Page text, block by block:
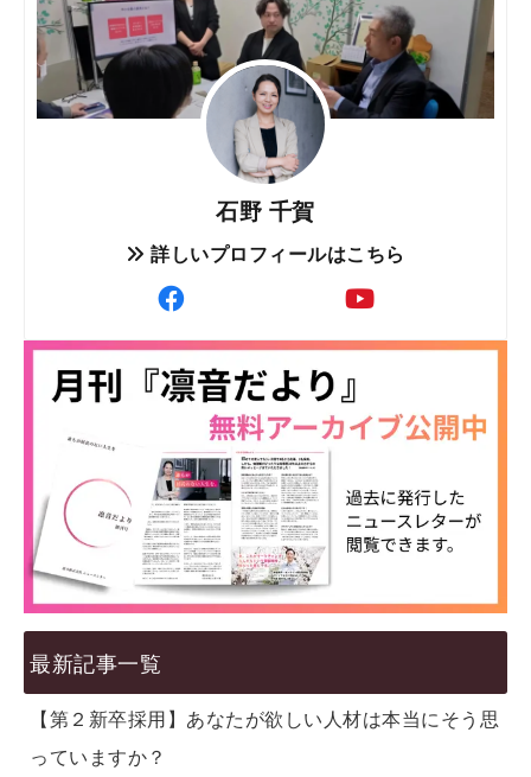
石野 千賀
詳しいプロフィールはこちら
最新記事一覧
【第２新卒採用】あなたが欲しい人材は本当にそう思
っていますか？